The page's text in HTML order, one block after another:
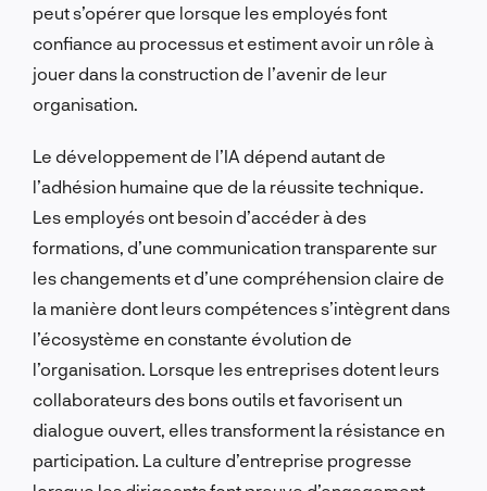
peut s’opérer que lorsque les employés font
confiance au processus et estiment avoir un rôle à
jouer dans la construction de l’avenir de leur
organisation.
Le développement de l’IA dépend autant de
l’adhésion humaine que de la réussite technique.
Les employés ont besoin d’accéder à des
formations, d’une communication transparente sur
les changements et d’une compréhension claire de
la manière dont leurs compétences s’intègrent dans
l’écosystème en constante évolution de
l’organisation. Lorsque les entreprises dotent leurs
collaborateurs des bons outils et favorisent un
dialogue ouvert, elles transforment la résistance en
participation. La culture d’entreprise progresse